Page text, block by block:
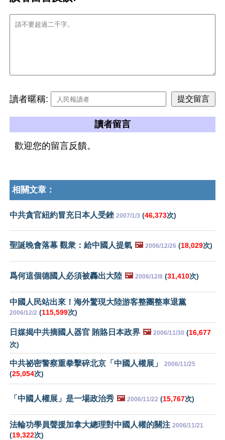
讀者暱稱:
讀者留言
歡迎您的留言反饋。
相關文章：
中共貪官紐約冒充日本人受銼 2007/1/3 (46,373次)
聖誕晚會落幕 觀衆：給中國人提氣 🖼️ 2006/12/26 (18,029次)
爲何這個德國人必須被轟出大陸 🖼️ 2006/12/8 (31,410次)
中國人民站出來！海外驚現大陸游客整團整車退黨
2006/12/2 (115,599次)
日媒揭中共摘國人器官 賄賂日本政界 🖼️ 2006/11/30 (16,677
次)
中共祕密警察重拳擊碎北京「中國人權展」 2006/11/25
(25,054次)
「中國人權展」是一場政治秀 🖼️ 2006/11/22 (15,767次)
法輪功學員聲援加拿大總理對中國人權的關注 2006/11/21
(19,322次)